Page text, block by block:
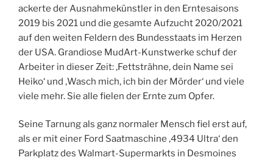
ackerte der Ausnahmekünstler in den Erntesaisons
2019 bis 2021 und die gesamte Aufzucht 2020/2021
auf den weiten Feldern des Bundesstaats im Herzen
der USA. Grandiose MudArt-Kunstwerke schuf der
Arbeiter in dieser Zeit: ‚Fettsträhne, dein Name sei
Heiko‘ und ‚Wasch mich, ich bin der Mörder‘ und viele
viele mehr. Sie alle fielen der Ernte zum Opfer.
Seine Tarnung als ganz normaler Mensch fiel erst auf,
als er mit einer Ford Saatmaschine ‚4934 Ultra‘ den
Parkplatz des Walmart-Supermarkts in Desmoines